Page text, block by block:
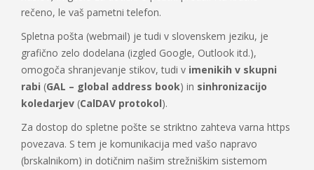
rečeno, le vaš pametni telefon.
Spletna pošta (webmail) je tudi v slovenskem jeziku, je
grafično zelo dodelana (izgled Google, Outlook itd.),
omogoča shranjevanje stikov, tudi v imenikih v skupni
rabi (GAL – global address book) in sinhronizacijo
koledarjev (CalDAV protokol).
Za dostop do spletne pošte se striktno zahteva varna https
povezava. S tem je komunikacija med vašo napravo
(brskalnikom) in dotičnim našim strežniškim sistemom